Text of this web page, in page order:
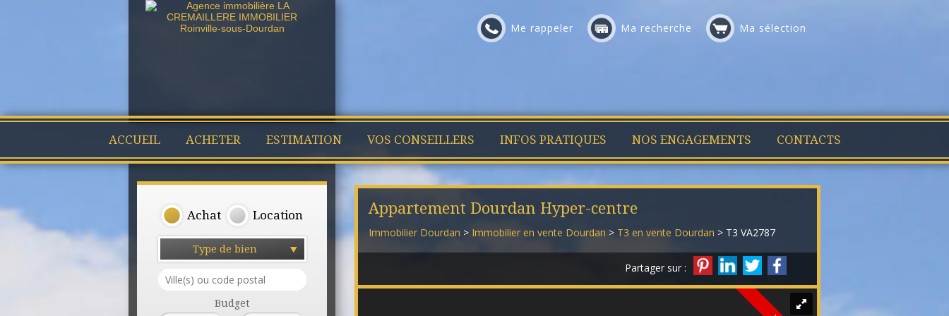
Me rappeler Ma recherche Ma sélection
ACCUEIL ACHETER ESTIMATION VOS CONSEILLERS INFOS PRATIQUES NOS ENGAGEMENTS CONTACTS
Achat Location
Type de bien
Budget
Appartement Dourdan Hyper-centre
Immobilier Dourdan > Immobilier en vente Dourdan > T3 en vente Dourdan > T3 VA2787
Partager sur :